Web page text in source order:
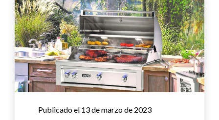
Publicado el 13 de marzo de 2023